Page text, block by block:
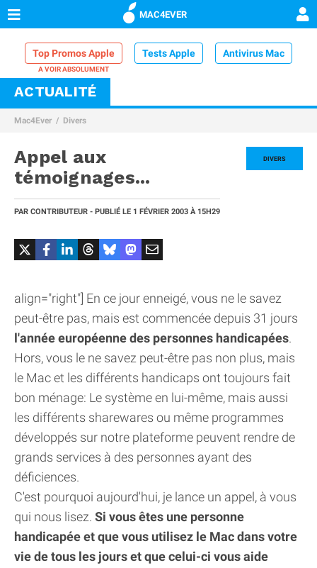
MAC4EVER
Top Promos Apple Tests Apple Antivirus Mac
VPN Mac
Comparatif iPhone
ACTUALITÉ
Mac4Ever Divers
DIVERS
Appel aux
témoignages...
PAR CONTRIBUTEUR - PUBLIÉ LE 1 FÉVRIER 2003 À 15H29
align="right"] En ce jour enneigé, vous ne le savez
peut-être pas, mais est commencée depuis 31 jours
l'année européenne des personnes handicapées.
Hors, vous le ne savez peut-être pas non plus, mais
le Mac et les différents handicaps ont toujours fait
bon ménage: Le système en lui-même, mais aussi
les différents sharewares ou même programmes
développés sur notre plateforme peuvent rendre de
grands services à des personnes ayant des
déficiences.
C'est pourquoi aujourd'hui, je lance un appel, à vous
qui nous lisez. Si vous êtes une personne
handicapée et que vous utilisez le Mac dans votre
vie de tous les jours et que celui-ci vous aide